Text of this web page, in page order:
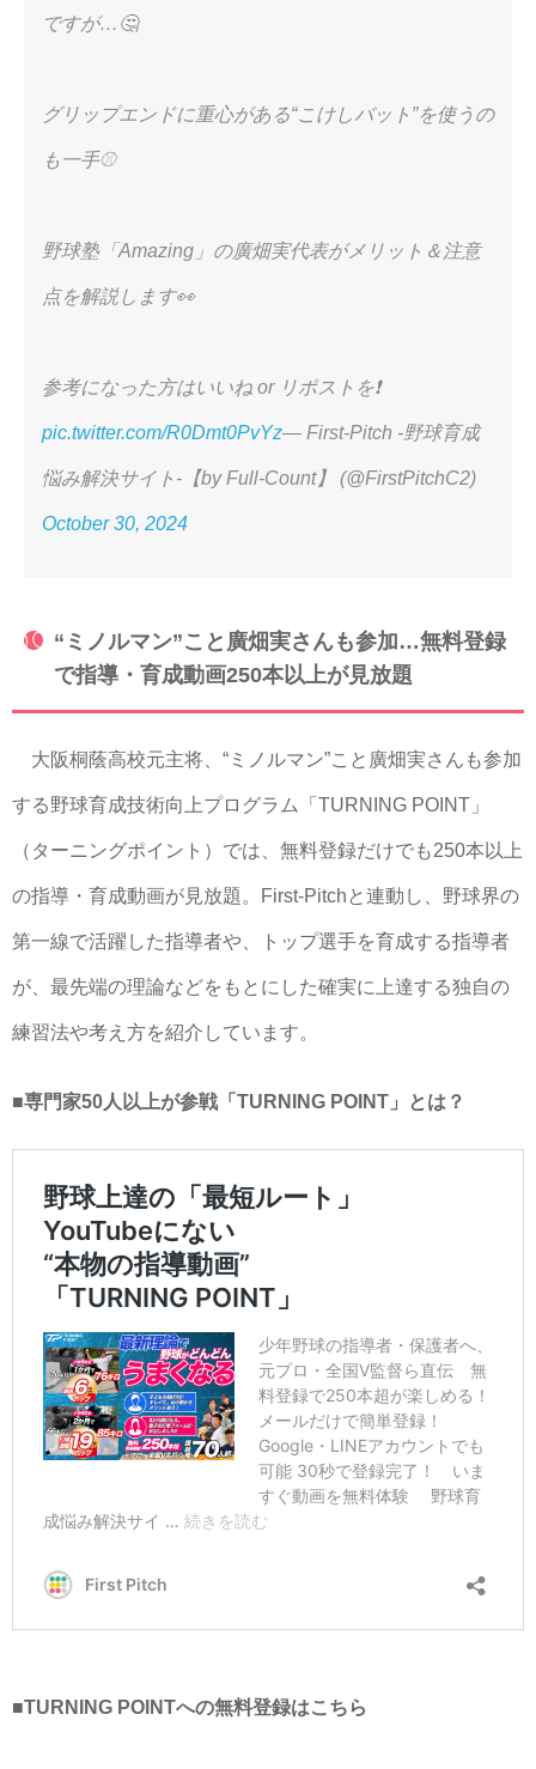
ですが…🤔
グリップエンドに重心がある“こけしバット”を使うの
も一手⚾️
野球塾「Amazing」の廣畑実代表がメリット＆注意
点を解説します👀
参考になった方はいいね or リポストを❗️
pic.twitter.com/R0Dmt0PvYz— First-Pitch -野球育成
悩み解決サイト-【by Full-Count】 (@FirstPitchC2)
October 30, 2024
“ミノルマン”こと廣畑実さんも参加…無料登録
で指導・育成動画250本以上が見放題
大阪桐蔭高校元主将、“ミノルマン”こと廣畑実さんも参加
する野球育成技術向上プログラム「TURNING POINT」
（ターニングポイント）では、無料登録だけでも250本以上
の指導・育成動画が見放題。First-Pitchと連動し、野球界の
第一線で活躍した指導者や、トップ選手を育成する指導者
が、最先端の理論などをもとにした確実に上達する独自の
練習法や考え方を紹介しています。
■専門家50人以上が参戦「TURNING POINT」とは？
■TURNING POINTへの無料登録はこちら